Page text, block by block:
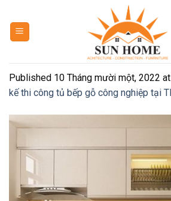
content
Published 10 Tháng mười một, 2022 at
kế thi công tủ bếp gỗ công nghiệp tại